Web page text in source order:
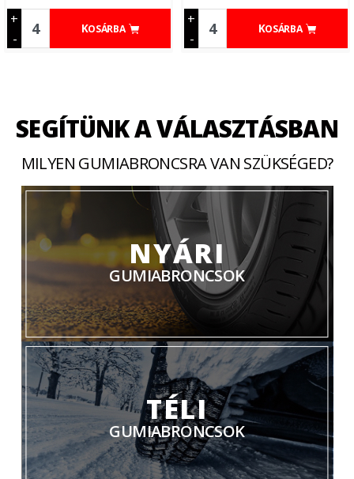
+
-
KOSÁRBA
+
-
KOSÁRBA
SEGÍTÜNK A VÁLASZTÁSBAN
MILYEN GUMIABRONCSRA VAN SZÜKSÉGED?
NYÁRI
GUMIABRONCSOK
TÉLI
GUMIABRONCSOK